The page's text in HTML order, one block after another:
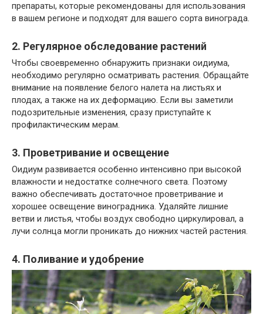
препараты, которые рекомендованы для использования
в вашем регионе и подходят для вашего сорта винограда.
2. Регулярное обследование растений
Чтобы своевременно обнаружить признаки оидиума,
необходимо регулярно осматривать растения. Обращайте
внимание на появление белого налета на листьях и
плодах, а также на их деформацию. Если вы заметили
подозрительные изменения, сразу приступайте к
профилактическим мерам.
3. Проветривание и освещение
Оидиум развивается особенно интенсивно при высокой
влажности и недостатке солнечного света. Поэтому
важно обеспечивать достаточное проветривание и
хорошее освещение виноградника. Удаляйте лишние
ветви и листья, чтобы воздух свободно циркулировал, а
лучи солнца могли проникать до нижних частей растения.
4. Поливание и удобрение